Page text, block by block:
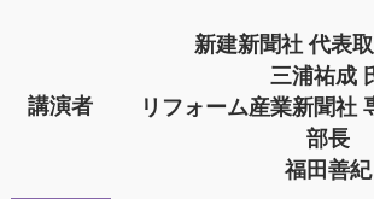
講演者
新建新聞社 代表
三浦祐成
リフォーム産業新聞社
部長
福田善紀